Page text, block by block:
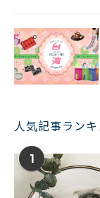
人気記事ラン
1